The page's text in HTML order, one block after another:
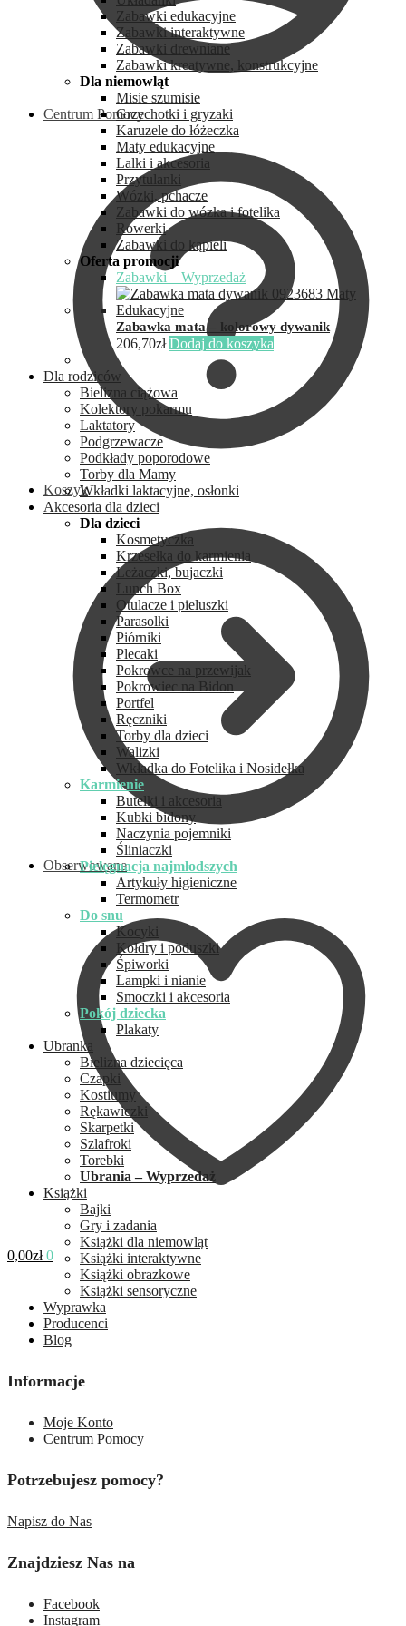
Centrum Pomocy
Koszyk
Obserwowane
0,00zł 0
Zabawki edukacyjne
Zabawki interaktywne
Zabawki drewniane
Zabawki kreatywne, konstrukcyjne
Dla niemowląt
Misie szumisie
Grzechotki i gryzaki
Karuzele do łóżeczka
Maty edukacyjne
Lalki i akcesoria
Przytulanki
Wózki, pchacze
Zabawki do wózka i fotelika
Rowerki
Zabawki do kąpieli
Oferta promocji
Zabawki – Wyprzedaż
Zabawka mata – kolorowy dywanik
206,70zł Dodaj do koszyka
Dla rodziców
Bielizna ciążowa
Kolektory pokarmu
Laktatory
Podgrzewacze
Podkłady poporodowe
Torby dla Mamy
Wkładki laktacyjne, osłonki
Akcesoria dla dzieci
Dla dzieci
Kosmetyczka
Krzesełka do karmienia
Leżaczki, bujaczki
Lunch Box
Otulacze i pieluszki
Parasolki
Piórniki
Plecaki
Pokrowce na przewijak
Pokrowiec na Bidon
Portfel
Ręczniki
Torby dla dzieci
Walizki
Wkładka do Fotelika i Nosidełka
Karmienie
Butelki i akcesoria
Kubki bidony
Naczynia pojemniki
Śliniaczki
Pielęgnacja najmłodszych
Artykuły higieniczne
Termometr
Do snu
Kocyki
Kołdry i poduszki
Śpiworki
Lampki i nianie
Smoczki i akcesoria
Pokój dziecka
Plakaty
Ubranka
Bielizna dziecięca
Czapki
Kostiumy
Rękawiczki
Skarpetki
Szlafroki
Torebki
Ubrania – Wyprzedaż
Książki
Bajki
Gry i zadania
Książki dla niemowląt
Książki interaktywne
Książki obrazkowe
Książki sensoryczne
Wyprawka
Producenci
Blog
Informacje
Moje Konto
Centrum Pomocy
Potrzebujesz pomocy?
Napisz do Nas
Znajdziesz Nas na
Facebook
Instagram